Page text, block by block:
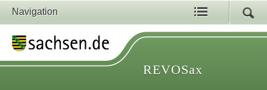
Navigation
REVOSax